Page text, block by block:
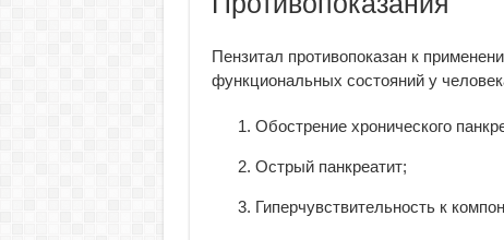
Пензитал противопоказан к
функциональных состояний у
Обострение хронического
Острый панкреатит;
Гиперчувствительность к